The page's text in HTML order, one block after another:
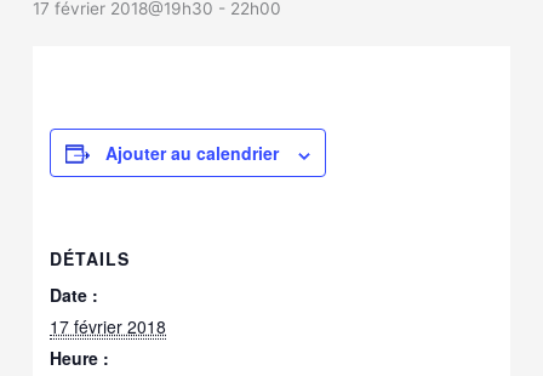
17 février 2018@19h30 - 22h00
Ajouter au calendrier
DÉTAILS
Date :
17 février 2018
Heure :